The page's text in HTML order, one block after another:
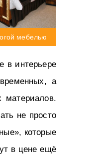
мебелью
в интерьере
а
материалов.
не просто
которые
в цене ещё